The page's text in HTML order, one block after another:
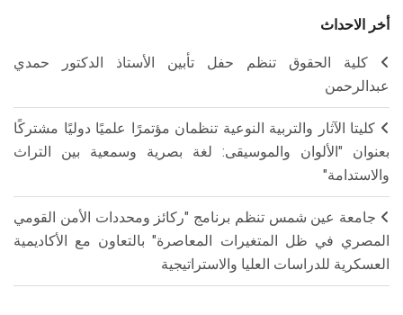
أخر الاحداث
كلية الحقوق تنظم حفل تأبين الأستاذ الدكتور حمدي
عبدالرحمن
كليتا الآثار والتربية النوعية تنظمان مؤتمرًا علميًا دوليًا مشتركًا
بعنوان "الألوان والموسيقى: لغة بصرية وسمعية بين التراث
والاستدامة"
جامعة عين شمس تنظم برنامج "ركائز ومحددات الأمن القومي
المصري في ظل المتغيرات المعاصرة" بالتعاون مع الأكاديمية
العسكرية للدراسات العليا والاستراتيجية